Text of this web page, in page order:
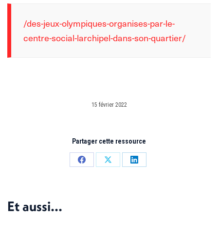
/des-jeux-olympiques-organises-par-le-
centre-social-larchipel-dans-son-quartier/
15 février 2022
Partager cette ressource
PartagerPartagerPartager
Et aussi...